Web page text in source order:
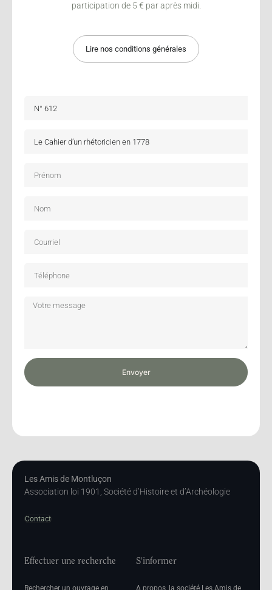
participation de 5 € par après midi.
Lire nos conditions générales
Envoyer
Les Amis de Montluçon
Association loi 1901, Société d’Histoire et d’Archéologie
Contact
Effectuer une recherche
Rechercher un ouvrage en
S'informer
A propos, la société Les Amis de